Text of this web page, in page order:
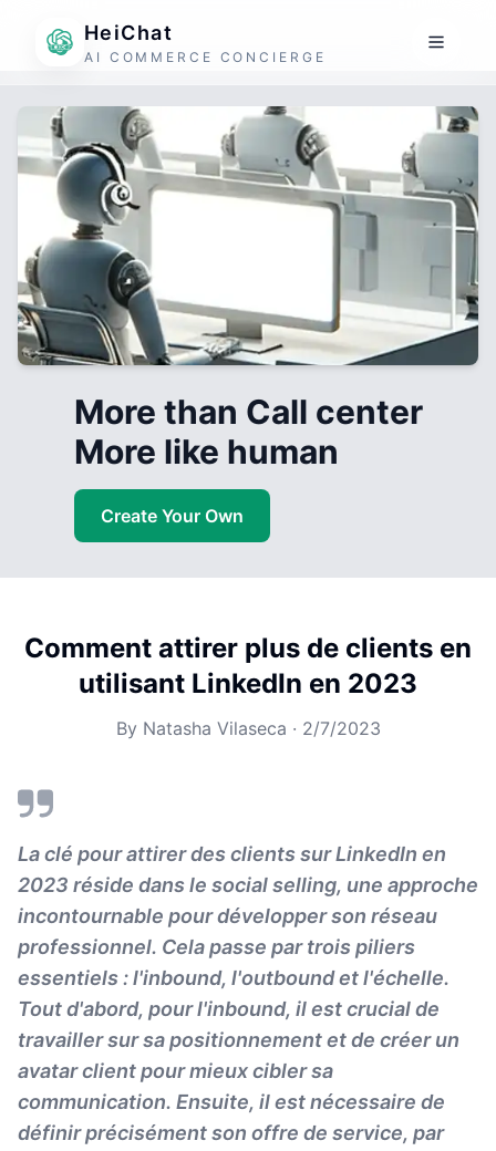
HeiChat
AI COMMERCE CONCIERGE
More than Call center
More like human
Create Your Own
Comment attirer plus de clients en
utilisant LinkedIn en 2023
By Natasha Vilaseca · 2/7/2023
La clé pour attirer des clients sur LinkedIn en
2023 réside dans le social selling, une approche
incontournable pour développer son réseau
professionnel. Cela passe par trois piliers
essentiels : l'inbound, l'outbound et l'échelle.
Tout d'abord, pour l'inbound, il est crucial de
travailler sur sa positionnement et de créer un
avatar client pour mieux cibler sa
communication. Ensuite, il est nécessaire de
définir précisément son offre de service, par